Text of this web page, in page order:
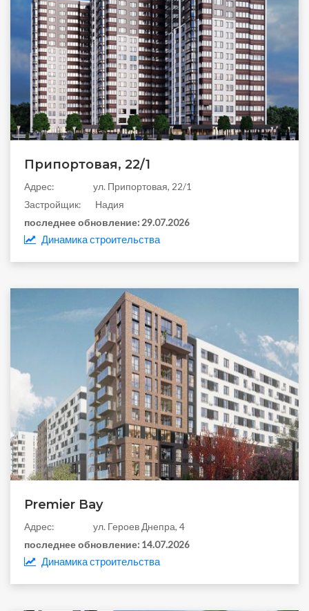
Припортовая, 22/1
Aдрес:
ул. Припортовая, 22/1
Застройщик:
Надия
последнее обновление: 29.07.2026
Динамика строительства
Premier Bay
Aдрес:
ул. Героев Днепра, 4
последнее обновление: 14.07.2026
Динамика строительства